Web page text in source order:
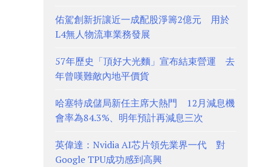
佑駕創新折讓近一成配股淨籌2億元 用於
L4無人物流車業務發展
57年歷史「頂好大光麵」宣布結束營運 去
年曾嘆難敵內地平價貨
哈塞特成儲局新任主席大熱門 12月減息機
會率為84.3%、明年預計再減息三次
英偉達：Nvidia AI芯片領先業界一代 對
Google TPU成功感到高興